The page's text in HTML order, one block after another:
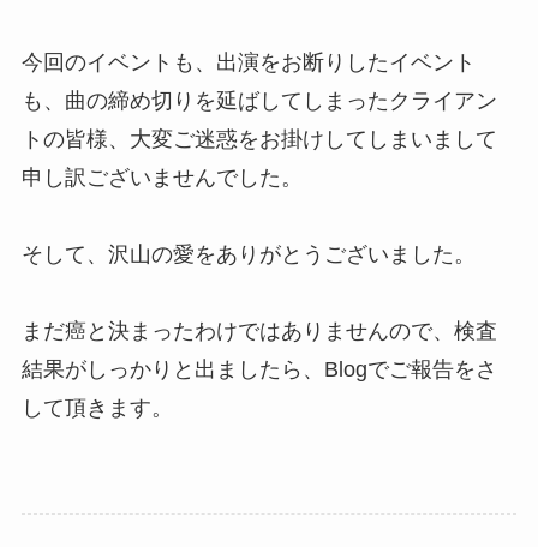
今回のイベントも、出演をお断りしたイベント
も、曲の締め切りを延ばしてしまったクライアン
トの皆様、大変ご迷惑をお掛けしてしまいまして
申し訳ございませんでした。
そして、沢山の愛をありがとうございました。
まだ癌と決まったわけではありませんので、検査
結果がしっかりと出ましたら、Blogでご報告をさ
して頂きます。